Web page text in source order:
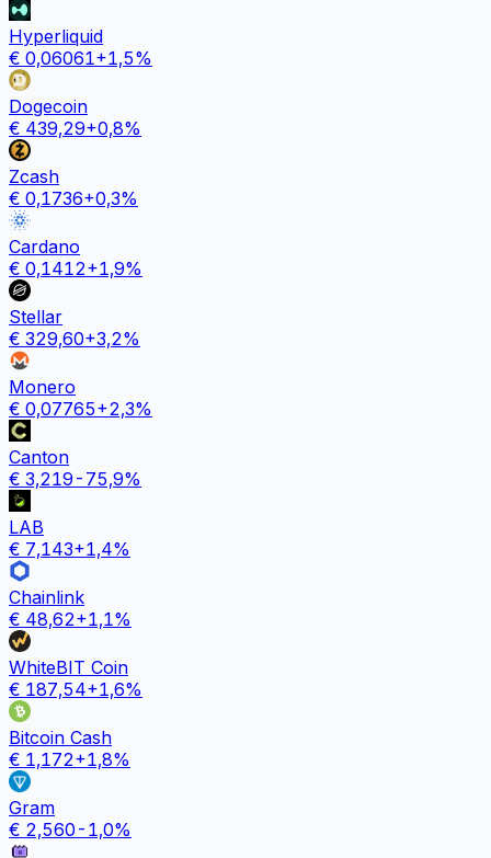
Hyperliquid
€ 0,06061+1,5%
Dogecoin
€ 439,29+0,8%
Zcash
€ 0,1736+0,3%
Cardano
€ 0,1412+1,9%
Stellar
€ 329,60+3,2%
Monero
€ 0,07765+2,3%
Canton
€ 3,219 -75,9%
LAB
€ 7,143+1,4%
Chainlink
€ 48,62+1,1%
WhiteBIT Coin
€ 187,54+1,6%
Bitcoin Cash
€ 1,172+1,8%
Gram
€ 2,560 -1,0%